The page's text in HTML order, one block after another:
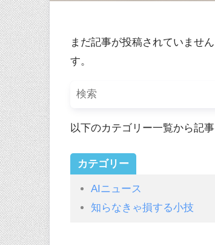
まだ記事が投稿されていませ
す。
以下のカテゴリー一覧から記
カテゴリー
AIニュース
知らなきゃ損する小技